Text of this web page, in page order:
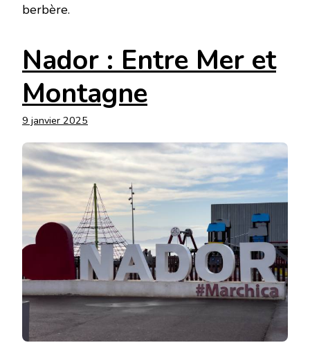
berbère.
Nador : Entre Mer et
Montagne
9 janvier 2025